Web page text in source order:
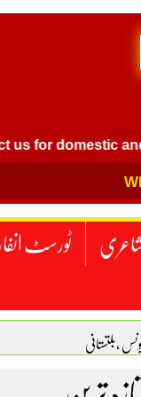
domestic and
شاعری ٹورسٹ
،بلتستانی